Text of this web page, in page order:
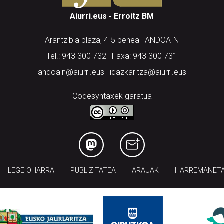
Aiurri.eus - Erroitz BM
Arantzibia plaza, 4-5 behea | ANDOAIN
Tel.: 943 300 732 | Faxa: 943 300 731
andoain@aiurri.eus | idazkaritza@aiurri.eus
Codesyntaxek garatua
LEGE OHARRA PUBLIZITATEA ARAUAK